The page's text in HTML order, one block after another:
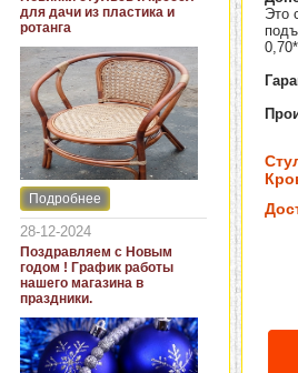
для дачи из пластика и
ротанга
Интернет-магазин "Кровать
и диван" представляет
новинки стульев и кресел
для дачи. В ассортименте
представлены как
бюджетные модели из
пластика для дачи, так и
кресла для загородных
домов из натурального и
искусственного ротанга.
Подробнее
28-12-2024
Поздравляем с Новым
годом ! График работы
нашего магазина в
праздники.
Это